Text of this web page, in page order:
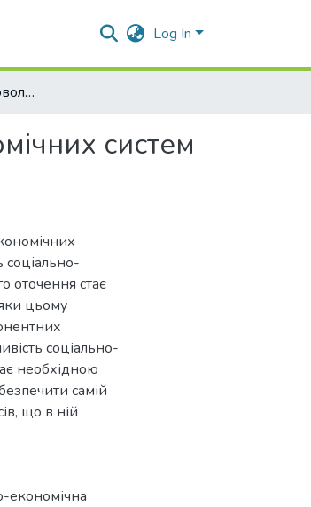
Log In
Архітектоніка продовольчих соціально-економічних систем в контексті управління змінами
систем
соціально-
оточення стає
цьому
соціально-
необхідною
самій
що в ній
економічна